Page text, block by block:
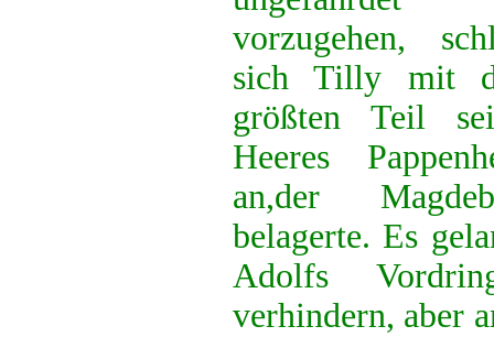
vorzugehen,
sich Tilly mit
größten Teil
Heeres
an,der
belagerte. Es
Adolfs
verhindern, aber